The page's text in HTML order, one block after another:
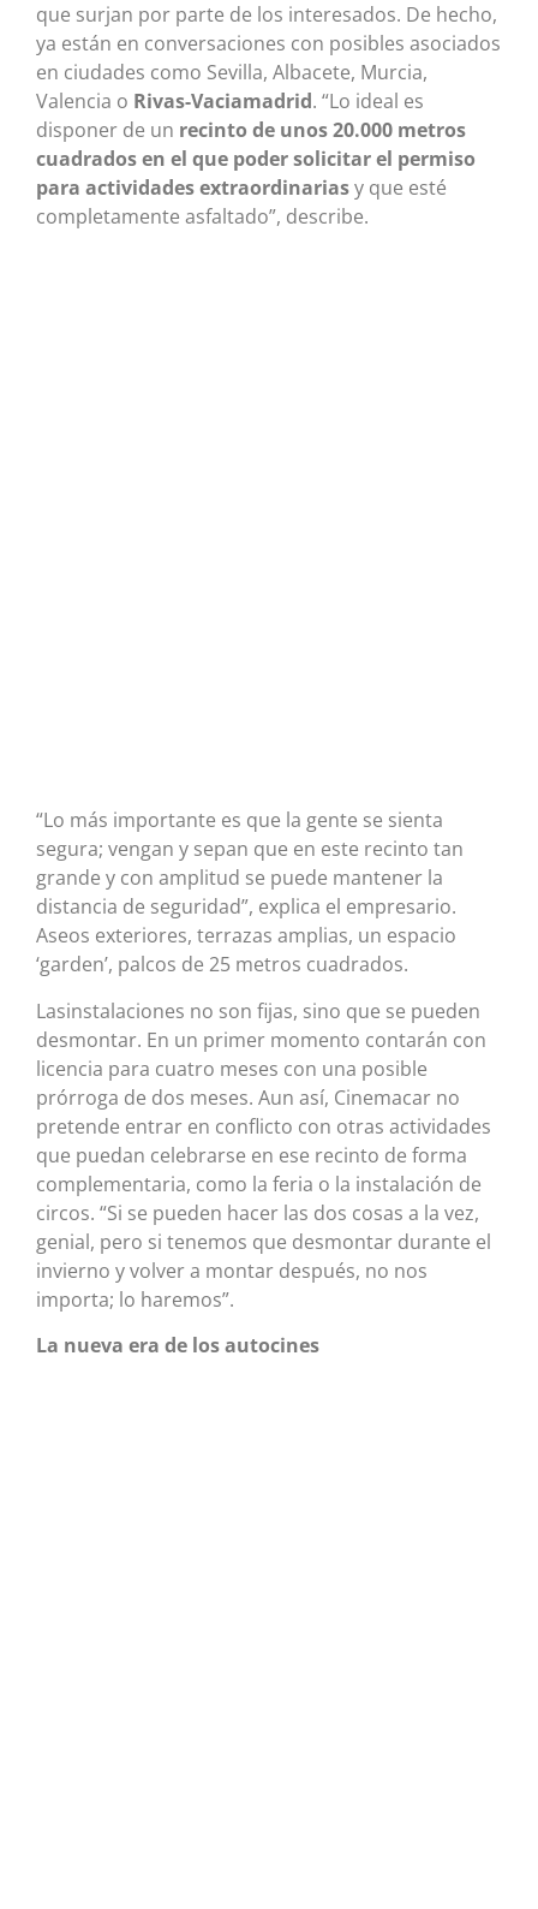
que surjan por parte de los interesados. De hecho,
ya están en conversaciones con posibles asociados
en ciudades como Sevilla, Albacete, Murcia,
Valencia o Rivas-Vaciamadrid. “Lo ideal es
disponer de un recinto de unos 20.000 metros
cuadrados en el que poder solicitar el permiso
para actividades extraordinariasy que esté
completamente asfaltado”, describe.
“Lo más importante es que la gente se sienta
segura; vengan y sepan que en este recinto tan
grande y con amplitud se puede mantener la
distancia de seguridad”, explica el empresario.
Aseos exteriores, terrazas amplias, un espacio
‘garden’, palcos de 25 metros cuadrados.
Lasinstalaciones no son fijas, sino que se pueden
desmontar. En un primer momento contarán con
licencia para cuatro meses con una posible
prórroga de dos meses. Aun así, Cinemacar no
pretende entrar en conflicto con otras actividades
que puedan celebrarse en ese recinto de forma
complementaria, como la feria o la instalación de
circos. “Si se pueden hacer las dos cosas a la vez,
genial, pero si tenemos que desmontar durante el
invierno y volver a montar después, no nos
importa; lo haremos”.
La nueva era de los autocines